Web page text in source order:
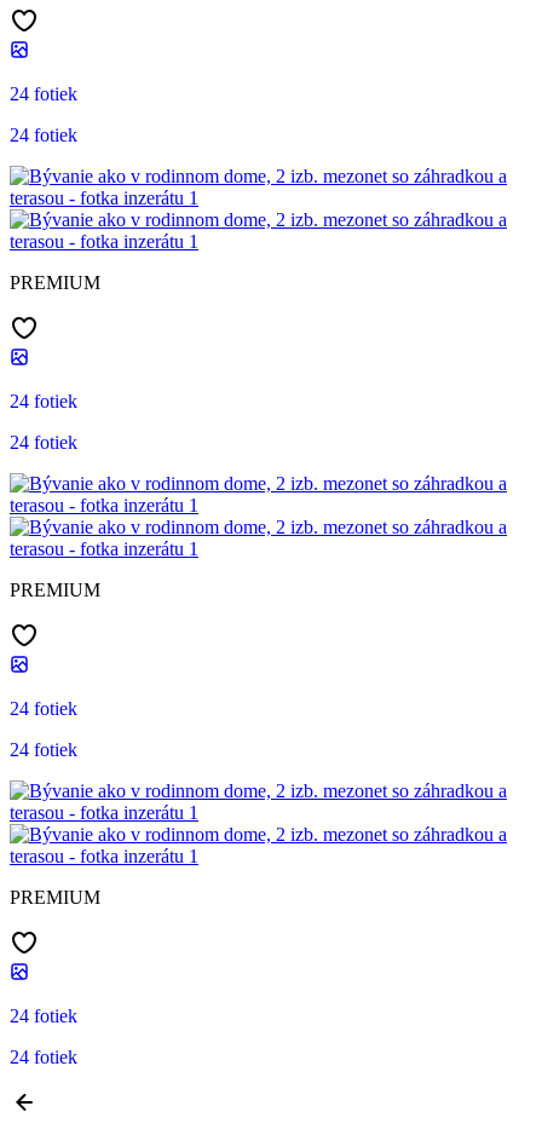
24 fotiek
24 fotiek
PREMIUM
24 fotiek
24 fotiek
PREMIUM
24 fotiek
24 fotiek
PREMIUM
24 fotiek
24 fotiek